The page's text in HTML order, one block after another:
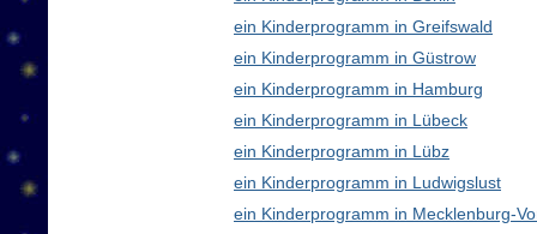
ein Kinderprogramm in Greifswald
ein Kinderprogramm in Güstrow
ein Kinderprogramm in Hamburg
ein Kinderprogramm in Lübeck
ein Kinderprogramm in Lübz
ein Kinderprogramm in Ludwigslust
ein Kinderprogramm in Mecklenburg-